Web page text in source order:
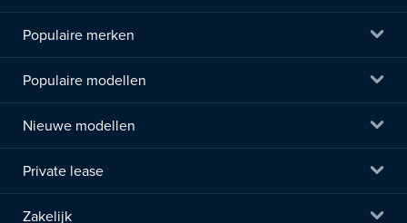
Populaire merken
Populaire modellen
Nieuwe modellen
Private lease
Zakelijk